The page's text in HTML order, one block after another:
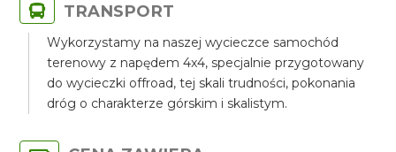
TRANSPORT
Wykorzystamy na naszej wycieczce samochód
terenowy z napędem 4x4, specjalnie przygotowany
do wycieczki offroad, tej skali trudności, pokonania
dróg o charakterze górskim i skalistym.